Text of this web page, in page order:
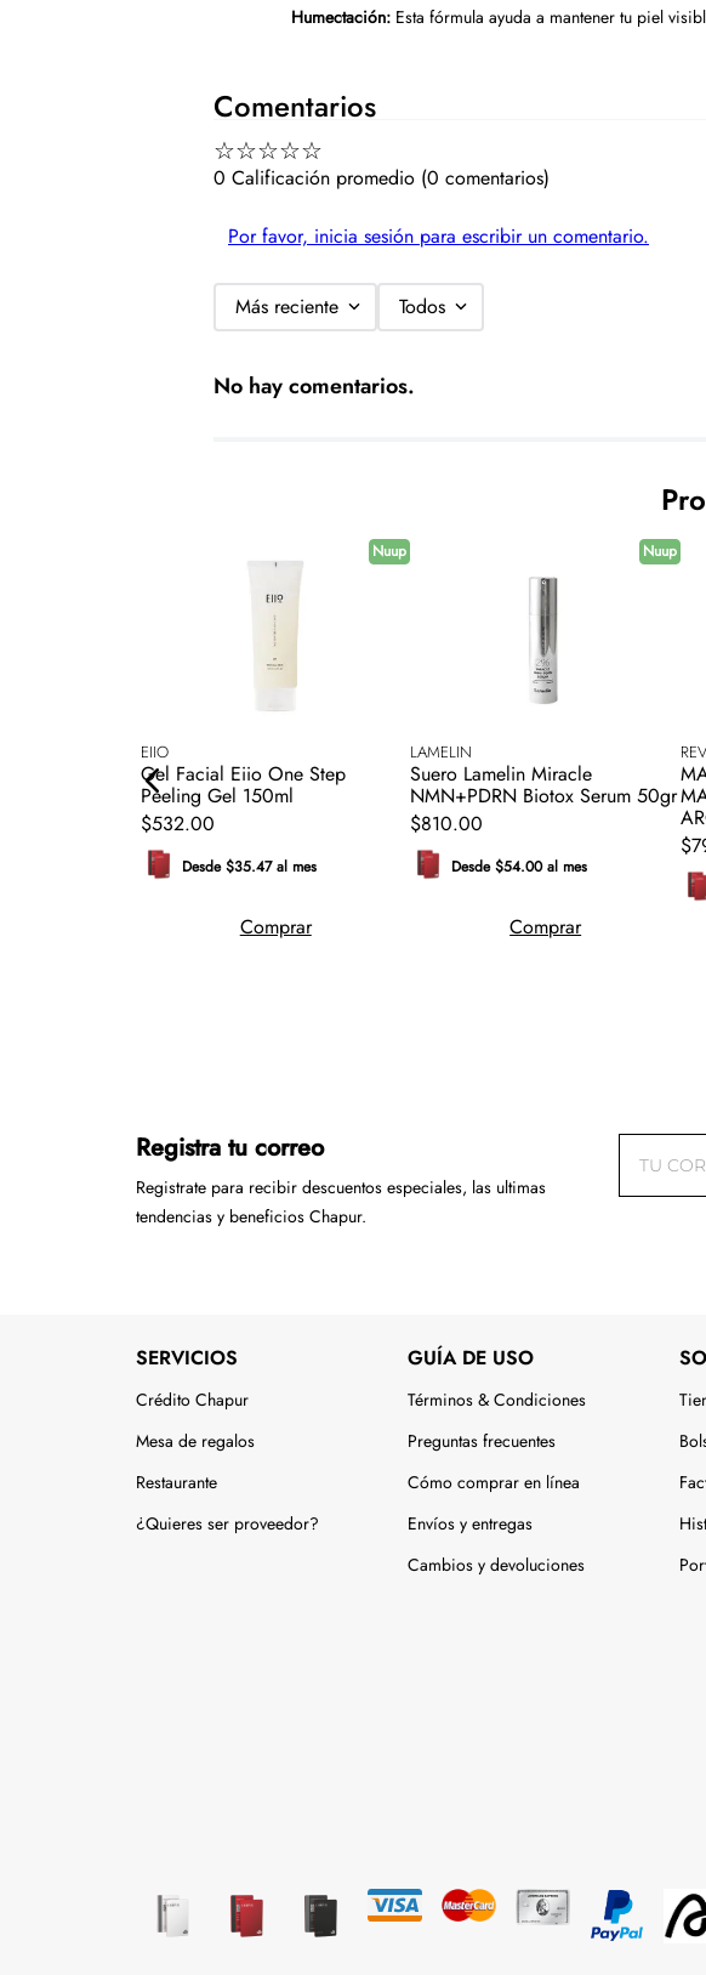
Humectación: Esta fórmula ayuda a mantener tu piel
Comentarios
☆☆☆☆☆
0 Calificación promedio (0 comentarios)
Por favor, inicia sesión para escribir un comentario.
Más reciente Todos
No hay comentarios.
Nuup
EIIO
Gel Facial Eiio One Step
Peeling Gel 150ml
$532.00
Desde $35.47 al mes
Comprar
Nuup
LAMELIN
Suero Lamelin Miracle
NMN+PDRN Biotox Serum 50gr
$810.00
Desde $54.00 al mes
Comprar
$
Registra tu correo
Registrate para recibir descuentos especiales, las ultimas
tendencias y beneficios Chapur.
SERVICIOS
Crédito Chapur
Mesa de regalos
Restaurante
¿Quieres ser proveedor?
GUÍA DE USO
Términos & Condiciones
Preguntas frecuentes
Cómo comprar en línea
Envíos y entregas
Cambios y devoluciones